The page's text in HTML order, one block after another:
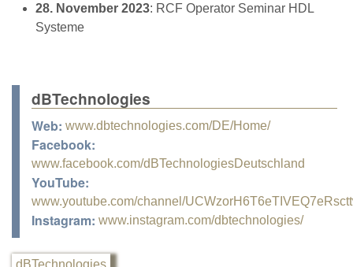
28. November 2023: RCF Operator Seminar HDL
Systeme
dBTechnologies
Web: www.dbtechnologies.com/DE/Home/
Facebook:
www.facebook.com/dBTechnologiesDeutschland
YouTube:
www.youtube.com/channel/
Instagram: www.instagram.com/dbtechnologies/
dBTechnologies